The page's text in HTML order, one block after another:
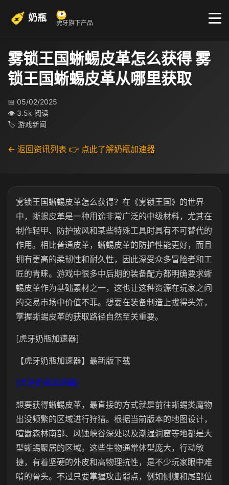
奶瓶 虎牙旗下产品
雾锁王国蜥蜴皮革怎么获得 雾
锁王国蜥蜴皮革从哪里获取
📅 05/02/2025
👁 3.5k 阅读
🏷 游戏新闻
← 返回资讯列表 👉 点此了解奶瓶加速器
雾锁王国蜥蜴皮革怎么获得？在《雾锁王国》的世界
中，蜥蜴皮革是一种用途非常广泛的中级材料，尤其在
制作轻甲、防护披风和某些特殊工具时具有不可替代的
作用。相比普通皮革，蜥蜴皮革的防护性能更好，而且
拥有更高的柔韧性和耐久性，因此深受众多冒险者和工
匠的青睐。游戏中很多中后期的装备配方都明确要求蜥
蜴皮革作为基础素材之一，这也让这种资源在玩家之间
的交易市场中价值不菲。想要在装备制造上拔得头筹，
掌握蜥蜴皮革的获取路径自然至关重要。
[虎牙奶瓶加速器]
【虎牙奶瓶加速器】最新版下载
[虎牙奶瓶加速器]
想要获得蜥蜴皮革，最直接的方式就是前往蜥蜴类魔物
出没频繁的区域进行狩猎。根据当前版本的地图设计，
喧嚣森林南部、风蚀峡谷深处以及潮湿洞窟等地都是大
型蜥蜴聚居的区域。这些生物通常体型庞大，行动敏
捷，有着坚硬的外皮和高物理抗性，是不少玩家眼中难
啃的骨头。不过只要掌握攻击弱点，例如侧腹和尾部位